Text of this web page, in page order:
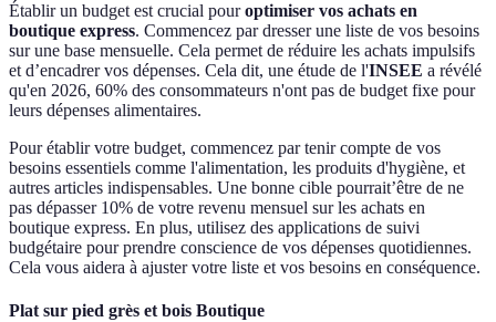
Établir un budget est crucial pouroptimiser vos achats en
boutique express. Commencez par dresser une liste de vos besoins
sur une base mensuelle. Cela permet de réduire les achats impulsifs
et d’encadrer vos dépenses. Cela dit, une étude de l'INSEE a révélé
qu'en 2026, 60% des consommateurs n'ont pas de budget fixe pour
leurs dépenses alimentaires.
Pour établir votre budget, commencez par tenir compte de vos
besoins essentiels comme l'alimentation, les produits d'hygiène, et
autres articles indispensables. Une bonne cible pourrait’être de ne
pas dépasser 10% de votre revenu mensuel sur les achats en
boutique express. En plus, utilisez des applications de suivi
budgétaire pour prendre conscience de vos dépenses quotidiennes.
Cela vous aidera à ajuster votre liste et vos besoins en conséquence.
Plat sur pied grès et bois Boutique